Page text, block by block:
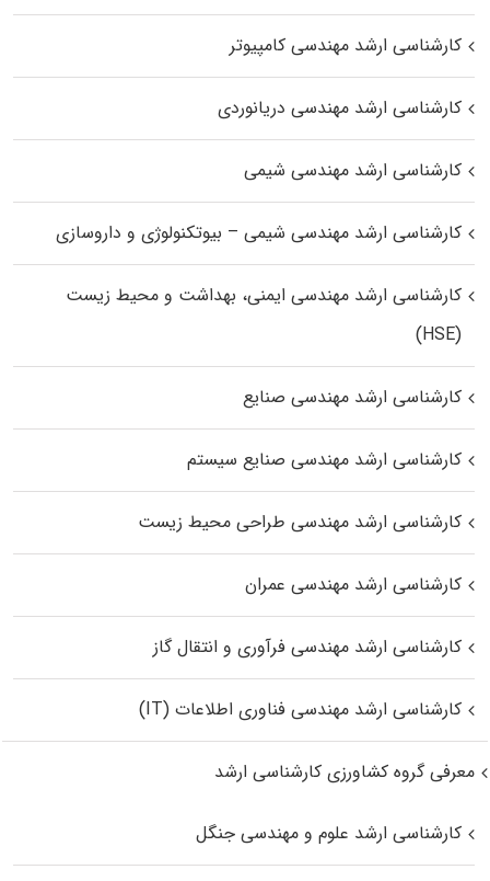
کارشناسی ارشد مهندسی کامپیوتر
کارشناسی ارشد مهندسی دریانوردی
کارشناسی ارشد مهندسی شیمی
کارشناسی ارشد مهندسی شیمی – بیوتکنولوژی و داروسازی
کارشناسی ارشد مهندسی ایمنی، بهداشت و محیط زیست
(HSE)
کارشناسی ارشد مهندسی صنایع
کارشناسی ارشد مهندسی صنایع سیستم
کارشناسی ارشد مهندسی طراحی محیط زیست
کارشناسی ارشد مهندسی عمران
کارشناسی ارشد مهندسی فرآوری و انتقال گاز
کارشناسی ارشد مهندسی فناوری اطلاعات (IT)
معرفی گروه کشاورزی کارشناسی ارشد
کارشناسی ارشد علوم و مهندسی جنگل